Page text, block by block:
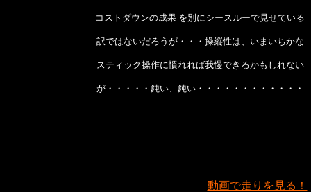
コストダウンの成果 を別にシースルーで見せている
訳ではないだろうが・・・操縦性は、いまいちかな
スティック操作に慣れれば我慢できるかもしれない
が・・・・・鈍い、鈍い・・・・・・・・・・・・
動画で走りを見る！